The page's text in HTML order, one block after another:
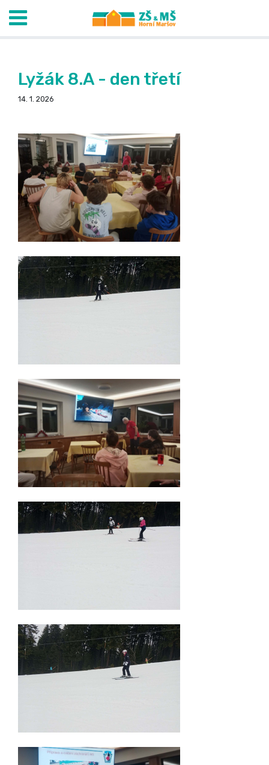
Lyžák 8.A - den třetí
14. 1. 2026